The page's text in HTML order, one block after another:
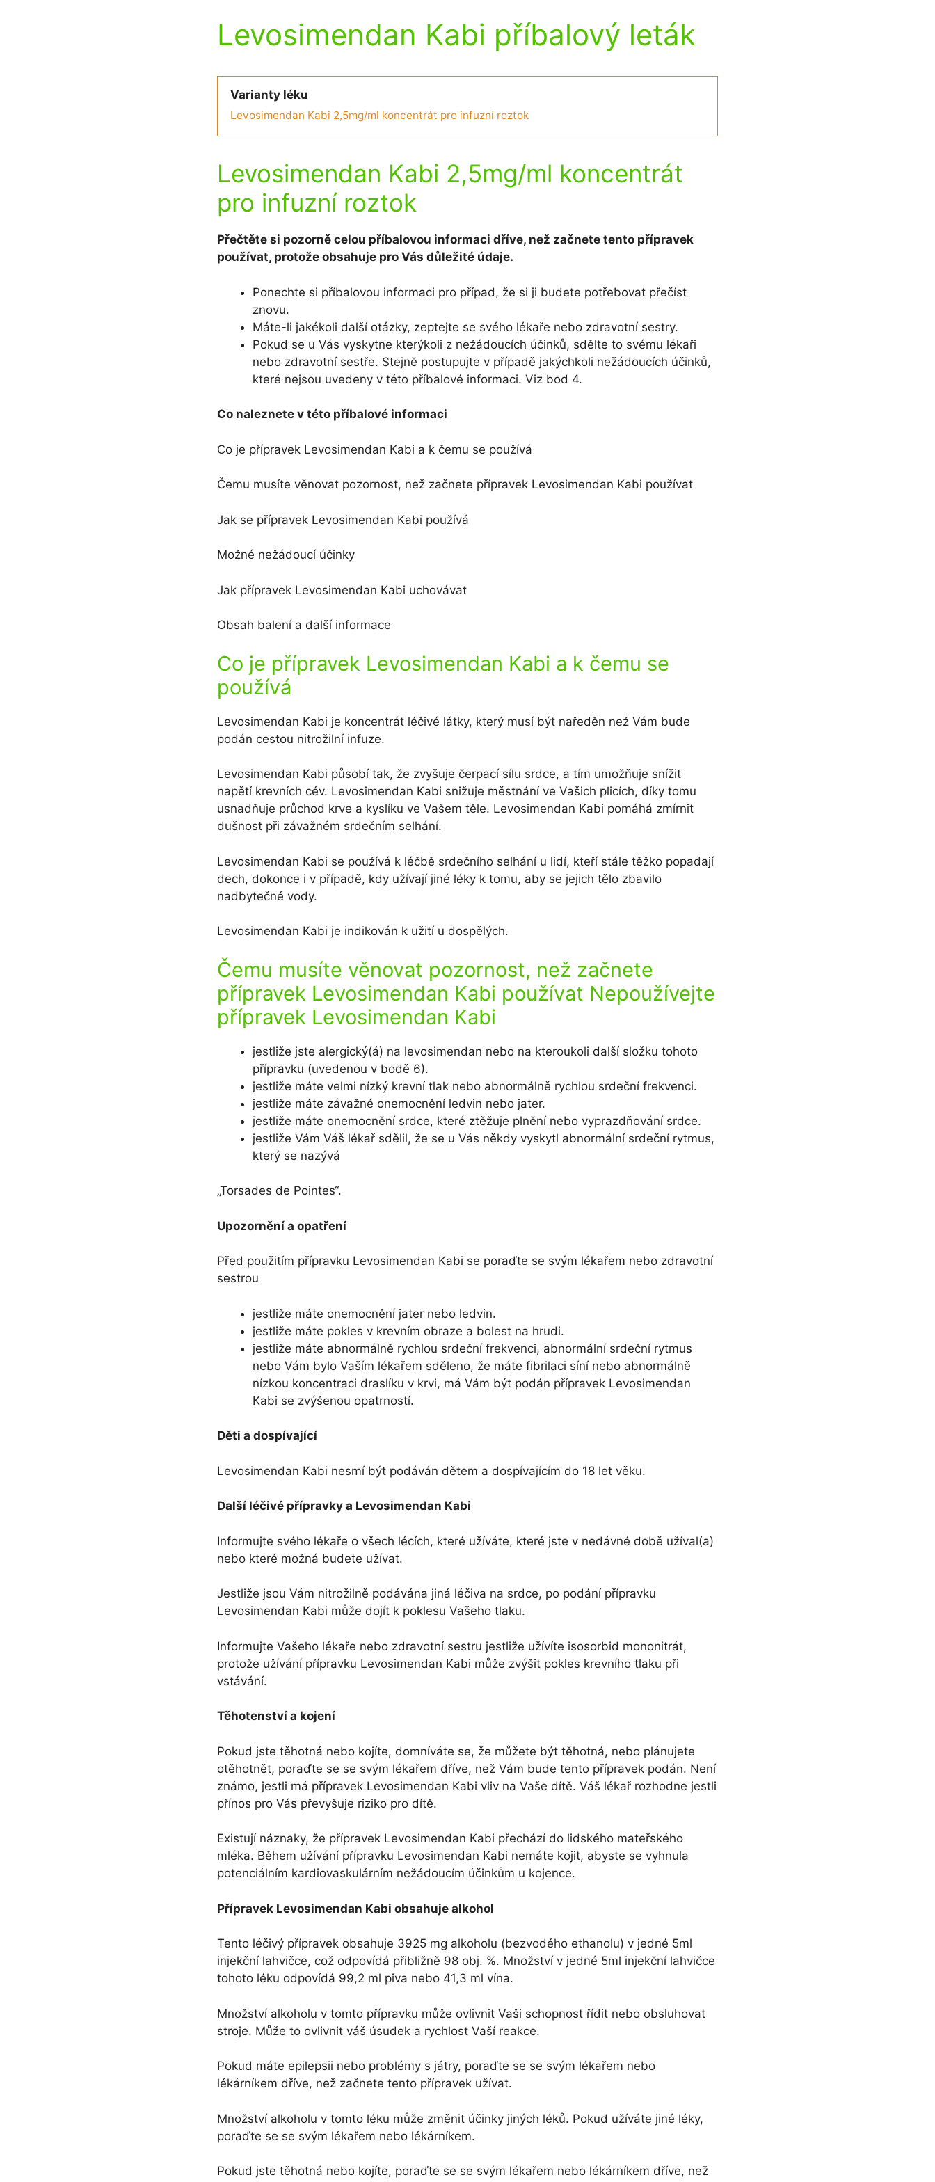
Levosimendan Kabi příbalový leták
Varianty léku
Levosimendan Kabi 2,5mg/ml koncentrát pro infuzní roztok
Levosimendan Kabi 2,5mg/ml koncentrát
pro infuzní roztok
Přečtěte si pozorně celou příbalovou informaci dříve, než začnete tento přípravek
používat, protože obsahuje pro Vás důležité údaje.
Ponechte si příbalovou informaci pro případ, že si ji budete potřebovat přečíst
znovu.
Máte-li jakékoli další otázky, zeptejte se svého lékaře nebo zdravotní sestry.
Pokud se u Vás vyskytne kterýkoli z nežádoucích účinků, sdělte to svému lékaři
nebo zdravotní sestře. Stejně postupujte v případě jakýchkoli nežádoucích účinků,
které nejsou uvedeny v této příbalové informaci. Viz bod 4.
Co naleznete v této příbalové informaci
Co je přípravek Levosimendan Kabi a k čemu se používá
Čemu musíte věnovat pozornost, než začnete přípravek Levosimendan Kabi používat
Jak se přípravek Levosimendan Kabi používá
Možné nežádoucí účinky
Jak přípravek Levosimendan Kabi uchovávat
Obsah balení a další informace
Co je přípravek Levosimendan Kabi a k čemu se
používá
Levosimendan Kabi je koncentrát léčivé látky, který musí být naředěn než Vám bude
podán cestou nitrožilní infuze.
Levosimendan Kabi působí tak, že zvyšuje čerpací sílu srdce, a tím umožňuje snížit
napětí krevních cév. Levosimendan Kabi snižuje městnání ve Vašich plicích, díky tomu
usnadňuje průchod krve a kyslíku ve Vašem těle. Levosimendan Kabi pomáhá zmírnit
dušnost při závažném srdečním selhání.
Levosimendan Kabi se používá k léčbě srdečního selhání u lidí, kteří stále těžko popadají
dech, dokonce i v případě, kdy užívají jiné léky k tomu, aby se jejich tělo zbavilo
nadbytečné vody.
Levosimendan Kabi je indikován k užití u dospělých.
Čemu musíte věnovat pozornost, než začnete
přípravek Levosimendan Kabi používat Nepoužívejte
přípravek Levosimendan Kabi
jestliže jste alergický(á) na levosimendan nebo na kteroukoli další složku tohoto
přípravku (uvedenou v bodě 6).
jestliže máte velmi nízký krevní tlak nebo abnormálně rychlou srdeční frekvenci.
jestliže máte závažné onemocnění ledvin nebo jater.
jestliže máte onemocnění srdce, které ztěžuje plnění nebo vyprazdňování srdce.
jestliže Vám Váš lékař sdělil, že se u Vás někdy vyskytl abnormální srdeční rytmus,
který se nazývá
„Torsades de Pointes“.
Upozornění a opatření
Před použitím přípravku Levosimendan Kabi se poraďte se svým lékařem nebo zdravotní
sestrou
jestliže máte onemocnění jater nebo ledvin.
jestliže máte pokles v krevním obraze a bolest na hrudi.
jestliže máte abnormálně rychlou srdeční frekvenci, abnormální srdeční rytmus
nebo Vám bylo Vaším lékařem sděleno, že máte fibrilaci síní nebo abnormálně
nízkou koncentraci draslíku v krvi, má Vám být podán přípravek Levosimendan
Kabi se zvýšenou opatrností.
Děti a dospívající
Levosimendan Kabi nesmí být podáván dětem a dospívajícím do 18 let věku.
Další léčivé přípravky a Levosimendan Kabi
Informujte svého lékaře o všech lécích, které užíváte, které jste v nedávné době užíval(a)
nebo které možná budete užívat.
Jestliže jsou Vám nitrožilně podávána jiná léčiva na srdce, po podání přípravku
Levosimendan Kabi může dojít k poklesu Vašeho tlaku.
Informujte Vašeho lékaře nebo zdravotní sestru jestliže užívíte isosorbid mononitrát,
protože užívání přípravku Levosimendan Kabi může zvýšit pokles krevního tlaku při
vstávání.
Těhotenství a kojení
Pokud jste těhotná nebo kojíte, domníváte se, že můžete být těhotná, nebo plánujete
otěhotnět, poraďte se se svým lékařem dříve, než Vám bude tento přípravek podán. Není
známo, jestli má přípravek Levosimendan Kabi vliv na Vaše dítě. Váš lékař rozhodne jestli
přínos pro Vás převyšuje riziko pro dítě.
Existují náznaky, že přípravek Levosimendan Kabi přechází do lidského mateřského
mléka. Během užívání přípravku Levosimendan Kabi nemáte kojit, abyste se vyhnula
potenciálním kardiovaskulárním nežádoucím účinkům u kojence.
Přípravek Levosimendan Kabi obsahuje alkohol
Tento léčivý přípravek obsahuje 3925 mg alkoholu (bezvodého ethanolu) v jedné 5ml
injekční lahvičce, což odpovídá přibližně 98 obj. %. Množství v jedné 5ml injekční lahvičce
tohoto léku odpovídá 99,2 ml piva nebo 41,3 ml vína.
Množství alkoholu v tomto přípravku může ovlivnit Vaši schopnost řídit nebo obsluhovat
stroje. Může to ovlivnit váš úsudek a rychlost Vaší reakce.
Pokud máte epilepsii nebo problémy s játry, poraďte se se svým lékařem nebo
lékárníkem dříve, než začnete tento přípravek užívat.
Množství alkoholu v tomto léku může změnit účinky jiných léků. Pokud užíváte jiné léky,
poraďte se se svým lékařem nebo lékárníkem.
Pokud jste těhotná nebo kojíte, poraďte se se svým lékařem nebo lékárníkem dříve, než